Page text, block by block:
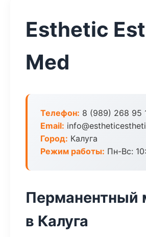
Esthetic
Med
Телефон: 8 (989) 268 95
Email:
Город: Калуга
Режим работы: Пн-Вс:
Перманентный
в Калуга